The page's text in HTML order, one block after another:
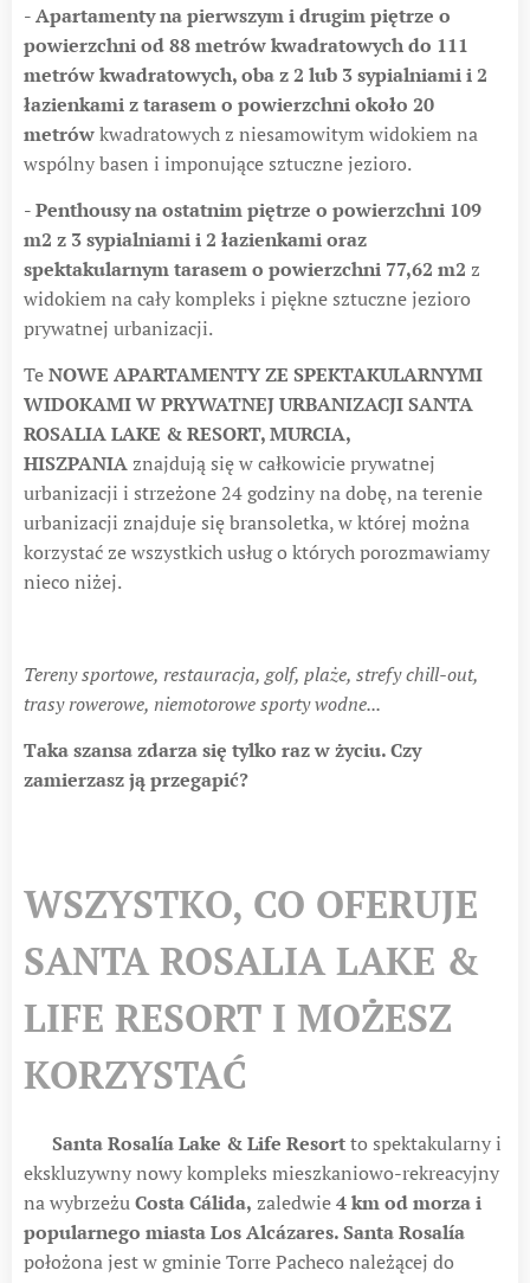
- Apartamenty na pierwszym i drugim piętrze o
powierzchni od 88 metrów kwadratowych do 111
metrów kwadratowych, oba z 2 lub 3 sypialniami i 2
łazienkami z tarasem o powierzchni około 20
metrówkwadratowych z niesamowitym widokiem na
wspólny basen i imponujące sztuczne jezioro.
- Penthousy na ostatnim piętrze o powierzchni 109
m2 z 3 sypialniami i 2 łazienkami oraz
spektakularnym tarasem o powierzchni 77,62 m2 z
widokiem na cały kompleks i piękne sztuczne jezioro
prywatnej urbanizacji.
TeNOWE APARTAMENTY ZE SPEKTAKULARNYMI
WIDOKAMI W PRYWATNEJ URBANIZACJI SANTA
ROSALIA LAKE & RESORT, MURCIA,
HISZPANIAznajdują się w całkowicie prywatnej
urbanizacji i strzeżone 24 godziny na dobę, na terenie
urbanizacji znajduje się bransoletka, w której można
korzystać ze wszystkich usług o których porozmawiamy
nieco niżej.
Tereny sportowe, restauracja, golf, plaże, strefy chill-out,
trasy rowerowe, niemotorowe sporty wodne...
Taka szansa zdarza się tylko raz w życiu. Czy
zamierzasz ją przegapić?
WSZYSTKO, CO OFERUJE
SANTA ROSALIA LAKE &
LIFE RESORT I MOŻESZ
KORZYSTAĆ
Santa Rosalía Lake & Life Resortto spektakularny i
ekskluzywny nowy kompleks mieszkaniowo-rekreacyjny
na wybrzeżuCosta Cálida, zaledwie4 km od morza i
popularnego miasta Los Alcázares. Santa Rosalía
położona jest w gminie Torre Pacheco należącej do